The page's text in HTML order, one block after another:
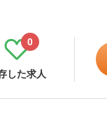
した求人
0